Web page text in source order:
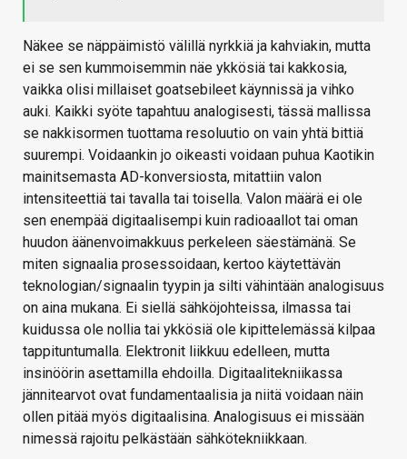
Näkee se näppäimistö välillä nyrkkiä ja kahviakin, mutta
ei se sen kummoisemmin näe ykkösiä tai kakkosia,
vaikka olisi millaiset goatsebileet käynnissä ja vihko
auki. Kaikki syöte tapahtuu analogisesti, tässä mallissa
se nakkisormen tuottama resoluutio on vain yhtä bittiä
suurempi. Voidaankin jo oikeasti voidaan puhua Kaotikin
mainitsemasta AD-konversiosta, mitattiin valon
intensiteettiä tai tavalla tai toisella. Valon määrä ei ole
sen enempää digitaalisempi kuin radioaallot tai oman
huudon äänenvoimakkuus perkeleen säestämänä. Se
miten signaalia prosessoidaan, kertoo käytettävän
teknologian/signaalin tyypin ja silti vähintään analogisuus
on aina mukana. Ei siellä sähköjohteissa, ilmassa tai
kuidussa ole nollia tai ykkösiä ole kipittelemässä kilpaa
tappituntumalla. Elektronit liikkuu edelleen, mutta
insinöörin asettamilla ehdoilla. Digitaalitekniikassa
jännitearvot ovat fundamentaalisia ja niitä voidaan näin
ollen pitää myös digitaalisina. Analogisuus ei missään
nimessä rajoitu pelkästään sähkötekniikkaan.